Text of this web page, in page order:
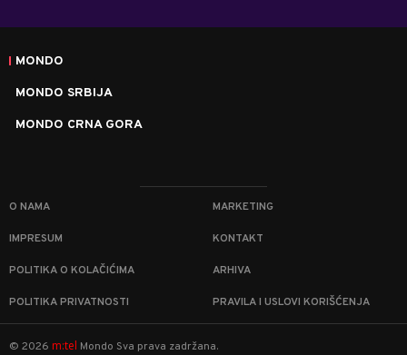
MONDO
MONDO SRBIJA
MONDO CRNA GORA
O NAMA MARKETING
IMPRESUM KONTAKT
POLITIKA O KOLAČIĆIMA ARHIVA
POLITIKA PRIVATNOSTI PRAVILA I USLOVI KORIŠĆENJA
© 2026 m:tel Mondo Sva prava zadržana.